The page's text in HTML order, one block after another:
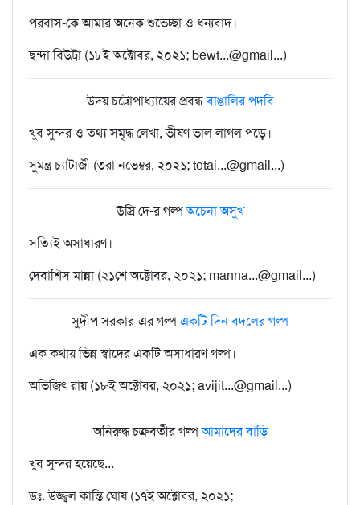
পরবাস-কে আমার অনেক শুভেচ্ছা ও ধন্যবাদ।
ছন্দা বিউট্রা (১৮ই অক্টোবর, ২০২১; bewt...@gmail...)
উদয় চট্টোপাধ্যায়ের প্রবন্ধবাঙালির পদবি
খুব সুন্দর ও তথ্য সমৃদ্ধ লেখা, ভীষণ ভাল লাগল পড়ে।
সুমন্ত্র চ্যাটার্জী (৩রা নভেম্বর, ২০২১; totai...@gmail...)
উস্রি দে-র গল্পঅচেনা অসুখ
সত্যিই অসাধারণ।
দেবাশিস মান্না (২১শে অক্টোবর, ২০২১; manna...@gmail...)
সুদীপ সরকার-এর গল্পএকটি দিন বদলের গল্প
এক কথায় ভিন্ন স্বাদের একটি অসাধারণ গল্প।
অভিজিৎ রায় (১৮ই অক্টোবর, ২০২১; avijit...@gmail...)
অনিরুদ্ধ চক্রবর্তীর গল্পআমাদের বাড়ি
খুব সুন্দর হয়েছে...
ডঃ. উজ্জ্বল কান্তি ঘোষ (১৭ই অক্টোবর, ২০২১;